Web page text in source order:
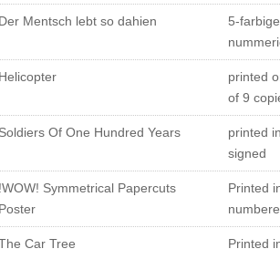
Der Mentsch lebt so dahien
5-
Helicopter
printed
of 9
Soldiers Of One Hundred Years
printed
signed
!WOW! Symmetrical Papercuts
Poster
Printed
Car Tree Printed